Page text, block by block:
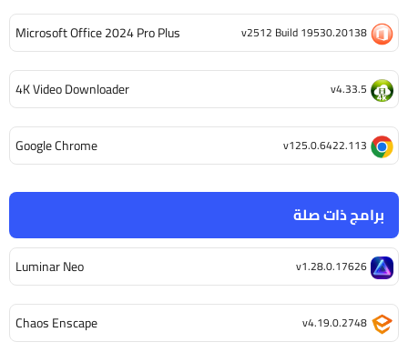
برامج ذات صلة
Luminar Neo v1.28.0.17626
Chaos Enscape v4.19.0.2748
Microsoft Office 2024 Pro Plus v2512 Build 19530.20138
4K Video Downloader v4.33.5
Google Chrome v125.0.6422.113